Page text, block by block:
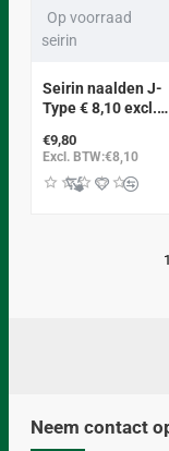
BEST VERKOCHT
Op voorraad
seirin
Seirin naalden J-
Type € 8,10 excl.
€9,80
Excl. BTW:€8,10
Neem contact